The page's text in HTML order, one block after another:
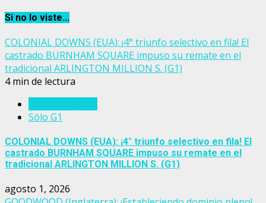
Si no lo viste...
COLONIAL DOWNS (EUA): ¡4° triunfo selectivo en fila! El
castrado BURNHAM SQUARE impuso su remate en el
tradicional ARLINGTON MILLION S. (G1)
4 min de lectura
Sólo G1
COLONIAL DOWNS (EUA): ¡4° triunfo selectivo en fila! El
castrado BURNHAM SQUARE impuso su remate en el
tradicional ARLINGTON MILLION S. (G1)
agosto 1, 2026